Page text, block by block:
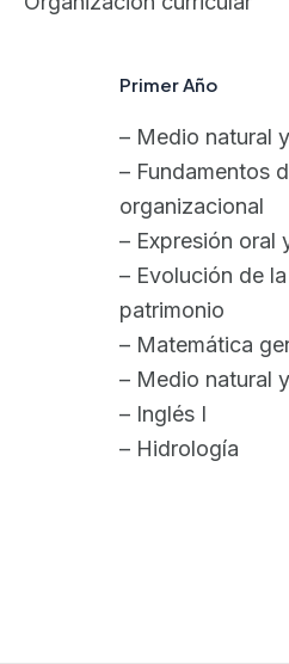
Primer Año
– Medio natural
– Fundamentos
organizacional
– Expresión oral
– Evolución de
patrimonio
– Matemática
– Medio natural
– Inglés I
– Hidrología